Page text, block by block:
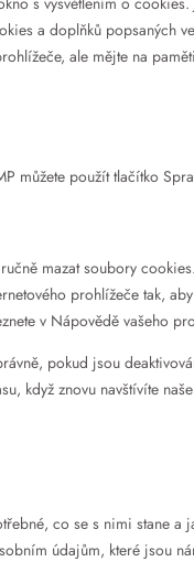
a doplňků popsaných
ale mějte na
použít tlačítko
mazat soubory
prohlížeče tak,
v Nápovědě vašeho
pokud jsou
když znovu navštívíte
co se s nimi stane a
údajům, které jsou